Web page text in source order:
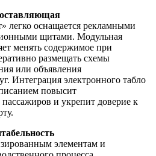
легко оснащается рекламными
щитами. Модульная
менять содержимое при
размещать схемы
или объявления
Интеграция электронного табло
повысит
и укрепит доверие к
элементам и